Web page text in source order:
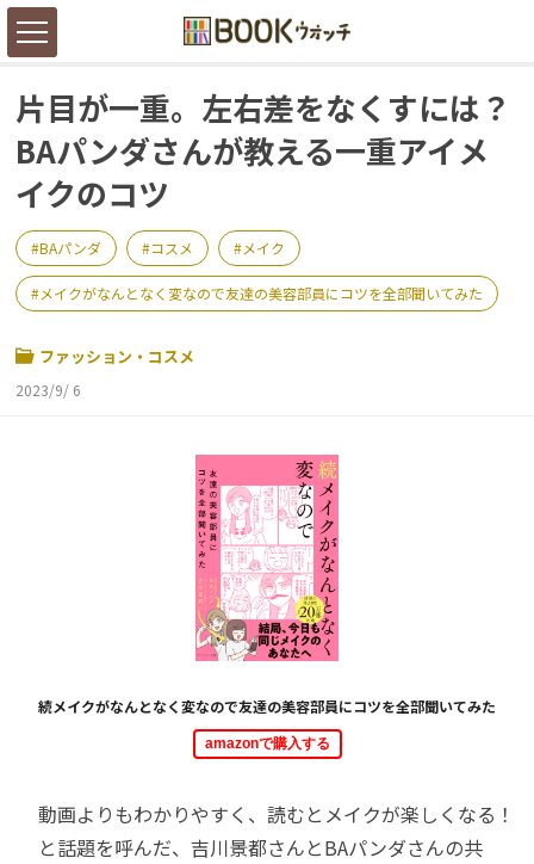
片目が一重。左右差をなくすには？
BAパンダさんが教える一重アイメ
イクのコツ
BAパンダ コスメ メイク
メイクがなんとなく変なので友達の美容部員にコツを全部聞いてみた
ファッション・コスメ
2023/9/ 6
続メイクがなんとなく変なので友達の美容部員にコツを全部聞いてみた
amazonで購入する
動画よりもわかりやすく、読むとメイクが楽しくなる！
と話題を呼んだ、吉川景都さんとBAパンダさんの共